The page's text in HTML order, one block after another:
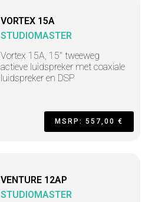
VORTEX 15A
STUDIOMASTER
Vortex 15A, 15" tweeweg
actieve luidspreker met coaxiale
luidspreker en DSP
MSRP: 557,00 €
VENTURE 12AP
STUDIOMASTER